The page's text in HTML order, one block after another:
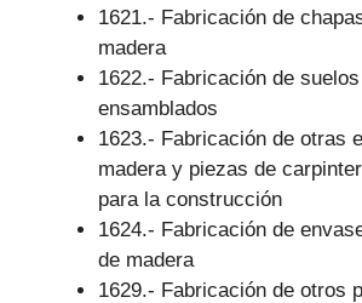
1621.- Fabricación de
madera
1622.- Fabricación de
ensamblados
1623.- Fabricación de otras
madera y piezas de
para la construcción
1624.- Fabricación de
de madera
1629.- Fabricación de otros